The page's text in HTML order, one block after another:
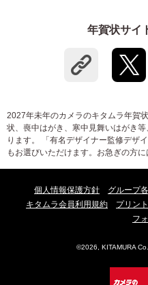
年賀状サイ
2027年未年のカメラのキタムラ年賀
状、喪中はがき、寒中見舞いはがき
ります。 「有名デザイナー監修デザ
もお選びいただけます。お急ぎの方
個人情報保護方針 グループ
キタムラ会員利用規約
プリン
フ
©2026, KITAMURA